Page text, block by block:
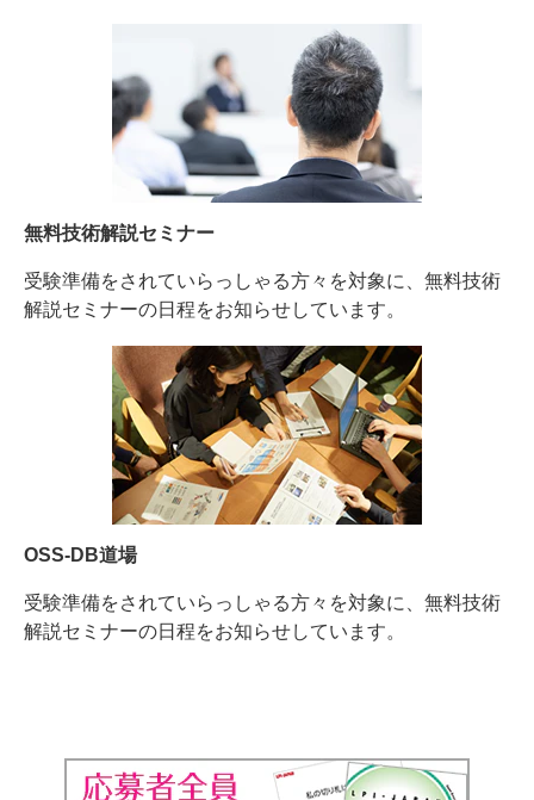
無料技術解説セミナー
受験準備をされていらっしゃる方々を対象に、無料技術
解説セミナーの日程をお知らせしています。
OSS-DB道場
受験準備をされていらっしゃる方々を対象に、無料技術
解説セミナーの日程をお知らせしています。